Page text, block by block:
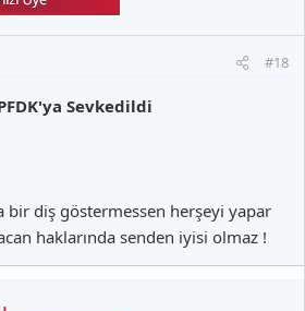
#18
Sevkedildi
bir diş göstermessen herşeyi yapar
haklarında senden iyisi olmaz !